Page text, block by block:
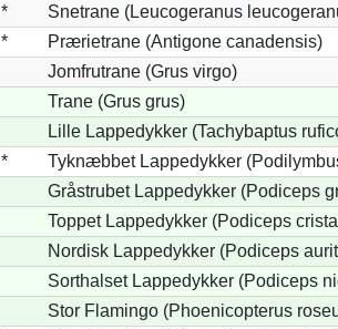
*
Snetrane (Leucogeranus
*
Prærietrane (Antigone canadensis)
Jomfrutrane (Grus virgo)
Trane (Grus grus)
Lille Lappedykker (Tachybaptus
*
Tyknæbbet Lappedykker
Gråstrubet Lappedykker (Podiceps
Toppet Lappedykker (Podiceps
Nordisk Lappedykker (Podiceps
Sorthalset Lappedykker (Podiceps
Stor Flamingo (Phoenicopterus